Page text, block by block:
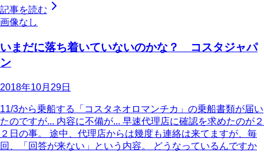
記事を読む
画像なし
いまだに落ち着いていないのかな？ コスタジャパ
ン
2018年10月29日
11/3から乗船する「コスタネオロマンチカ」の乗船書類が届い
たのですが... 内容に不備が... 早速代理店に確認を求めたのが２
２日の事。 途中、代理店からは幾度も連絡は来てますが、毎
回、「回答が来ない」という内容。 どうなっているんですか